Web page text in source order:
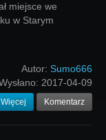
miejsce we
w Starym
Autor: Sumo666
2017-04-09
Więcej Komentarz